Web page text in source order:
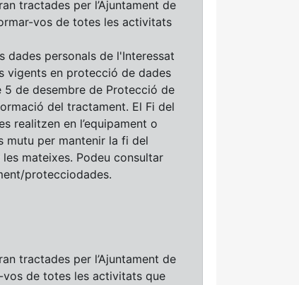
tractades per l’Ajuntament de
vos de totes les activitats
dades personals de l'Interessat
vigents en protecció de dades
5 de desembre de Protecció de
del tractament. El Fi del
realitzen en l’equipament o
mutu per mantenir la fi del
mateixes. Podeu consultar
protecciodades.
tractades per l’Ajuntament de
vos de totes les activitats que